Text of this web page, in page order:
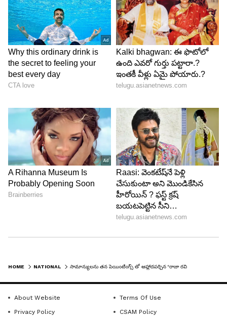
HOME NATIONAL
About Website
Terms Of Use
Privacy Policy
CSAM Policy